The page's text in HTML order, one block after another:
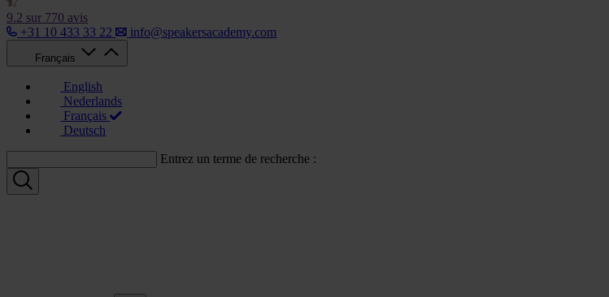
9.2 sur 770 avis
+31 10 433 33 22
info@speakersacademy.com
Français
English
Nederlands
Français
Deutsch
Entrez un terme de recherche :